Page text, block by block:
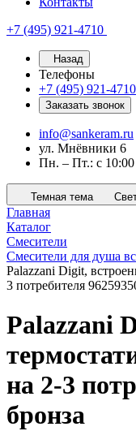
+7 (495) 921-4710
Назад
Телефоны
+7 (495) 921-4710
Заказать звонок
info@sankeram.ru
ул. Мнёвники 6
Пн. – Пт.: с 10:00
Темная тема
Главная
Каталог
Смесители
Смесители для душа
Palazzani Digit,
3 потребителя
Palazzani
на 2-3
бронза